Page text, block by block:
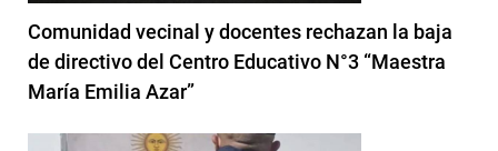
Comunidad vecinal y docentes rechazan la baja
de directivo del Centro Educativo N°3 “Maestra
María Emilia Azar”